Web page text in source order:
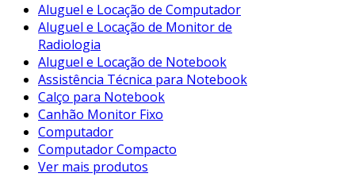
Aluguel e Locação de Computador
Aluguel e Locação de Monitor de
Radiologia
Aluguel e Locação de Notebook
Assistência Técnica para Notebook
Calço para Notebook
Canhão Monitor Fixo
Computador
Computador Compacto
Ver mais produtos